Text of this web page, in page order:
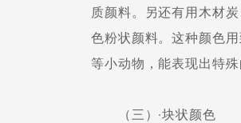
质颜料。另还有用木材
色粉状颜料。这种颜色
等小动物，能表现出特殊
（三）·块状颜色